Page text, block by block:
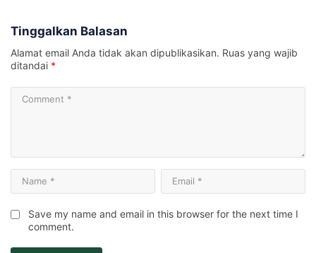
Tinggalkan Balasan
Alamat email Anda tidak akan dipublikasikan. Ruas yang wajib
ditandai *
Save my name and email in this browser for the next time I
comment.